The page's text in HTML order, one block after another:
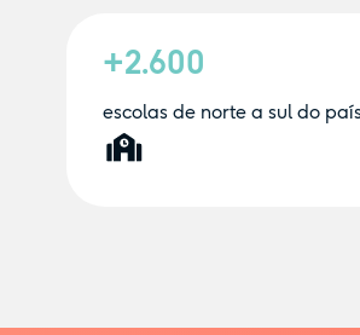
+2.600
escolas de norte a sul do